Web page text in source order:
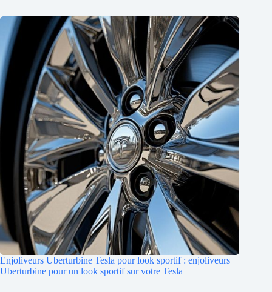
Enjoliveurs Uberturbine Tesla pour look sportif : enjoliveurs
Uberturbine pour un look sportif sur votre Tesla